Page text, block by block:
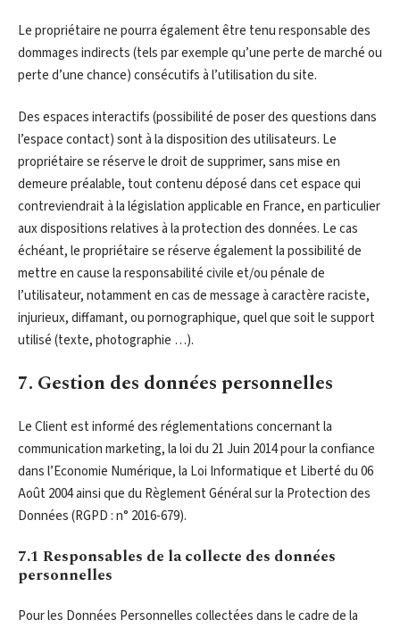
Le propriétaire ne pourra également être tenu responsable des
dommages indirects (tels par exemple qu’une perte de marché ou
perte d’une chance) consécutifs à l’utilisation du site.
Des espaces interactifs (possibilité de poser des questions dans
l’espace contact) sont à la disposition des utilisateurs. Le
propriétaire se réserve le droit de supprimer, sans mise en
demeure préalable, tout contenu déposé dans cet espace qui
contreviendrait à la législation applicable en France, en particulier
aux dispositions relatives à la protection des données. Le cas
échéant, le propriétaire se réserve également la possibilité de
mettre en cause la responsabilité civile et/ou pénale de
l’utilisateur, notamment en cas de message à caractère raciste,
injurieux, diffamant, ou pornographique, quel que soit le support
utilisé (texte, photographie …).
7. Gestion des données personnelles
Le Client est informé des réglementations concernant la
communication marketing, la loi du 21 Juin 2014 pour la confiance
dans l’Economie Numérique, la Loi Informatique et Liberté du 06
Août 2004 ainsi que du Règlement Général sur la Protection des
Données (RGPD : n° 2016-679).
7.1 Responsables de la collecte des données
personnelles
Pour les Données Personnelles collectées dans le cadre de la